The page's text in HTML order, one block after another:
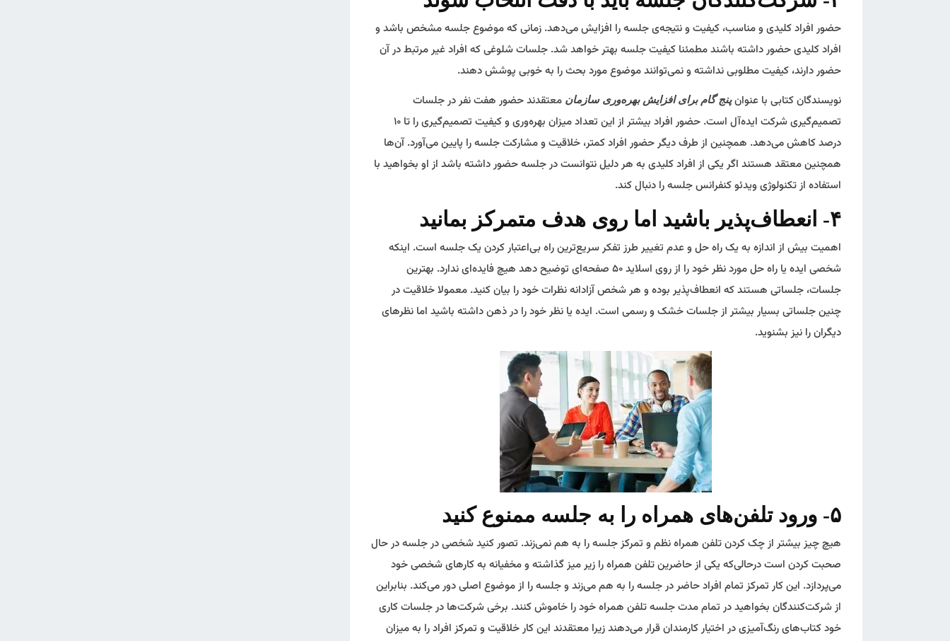
حضور افراد کلیدی و مناسب، کیفیت و نتیجه‌ی جلسه را افزایش می‌دهد. زمانی که موضوع جلسه مشخص باشد و
افراد کلیدی حضور داشته باشند مطمئنا کیفیت جلسه بهتر خواهد شد. جلسات شلوغی که افراد غیر مرتبط در آن
حضور دارند، کیفیت مطلوبی نداشته و نمی‌توانند موضوع مورد بحث را به خوبی پوشش دهند.
نویسندگان کتابی با عنوانپنج گام برای افزایش بهره‌وری سازمان معتقدند حضور هفت نفر در جلسات
تصمیم‌گیری شرکت ایده‌آل است. حضور افراد بیشتر از این تعداد میزان بهره‌وری و کیفیت تصمیم‌گیری را تا ۱۰
درصد کاهش می‌دهد. همچنین از طرف دیگر حضور افراد کمتر، خلاقیت و مشارکت جلسه را پایین می‌آورد. آن‌ها
همچنین معتقد هستند اگر یکی از افراد کلیدی به هر دلیل نتوانست در جلسه حضور داشته باشد از او بخواهید با
استفاده از تکنولوژی ویدئو کنفرانس جلسه را دنبال کند.
۴- انعطاف‌پذیر باشید اما روی هدف متمرکز بمانید
اهمیت بیش از اندازه به یک راه حل و عدم تغییر طرز تفکر سریع‌ترین راه بی‌اعتبار کردن یک جلسه است. اینکه
شخصی ایده یا راه حل مورد نظر خود را از روی اسلاید ۵۰ صفحه‌ای توضیح دهد هیچ فایده‌ای ندارد. بهترین
جلسات، جلساتی هستند که انعطاف‌پذیر بوده و هر شخص آزادانه نظرات خود را بیان کنید. معمولا خلاقیت در
چنین جلساتی بسیار بیشتر از جلسات خشک و رسمی است. ایده یا نظر خود را در ذهن داشته باشید اما نظرهای
دیگران را نیز بشنوید.
۵- ورود تلفن‌های همراه را به جلسه ممنوع کنید
هیچ چیز بیشتر از چک کردن تلفن همراه نظم و تمرکز جلسه را به هم نمی‌زند. تصور کنید شخصی در جلسه در حال
صحبت کردن است درحالی‌که یکی از حاضرین تلفن همراه را زیر میز گذاشته و مخفیانه به کارهای شخصی خود
می‌پردازد. این کار تمرکز تمام افراد حاضر در جلسه را به هم می‌زند و جلسه را از موضوع اصلی دور می‌کند. بنابراین
از شرکت‌کنندگان بخواهید در تمام مدت جلسه تلفن همراه خود را خاموش کنند. برخی شرکت‌ها در جلسات کاری
خود کتاب‌های رنگ‌آمیزی در اختیار کارمندان قرار می‌دهند زیرا معتقدند این کار خلاقیت و تمرکز افراد را به میزان